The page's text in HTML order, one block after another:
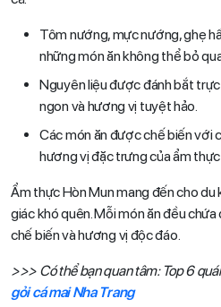
Tôm nướng, mực nướng, ghẹ
những món ăn không thể bỏ
Nguyên liệu được đánh bắt
ngon và hương vị tuyệt hảo.
Các món ăn được chế biến với
hương vị đặc trưng của ẩm
Ẩm thực Hòn Mun mang đến cho du
giác khó quên. Mỗi món ăn đều
chế biến và hương vị độc đáo.
>>> Có thể bạn quan tâm: Top 6
gỏi cá mai Nha Trang